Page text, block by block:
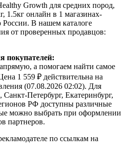
Growth для средних пород,
1.5кг онлайн в 1 магазинах-
России. В нашем каталоге
от проверенных продавцов:
покупателей:
а помогаем найти самое
1 559 ₽ действительна на
(07.08.2026 02:02). Для
Петербург, Екатеринбург,
РФ доступны различные
можно выбрать при оформлении
партнеров.
по ссылкам на